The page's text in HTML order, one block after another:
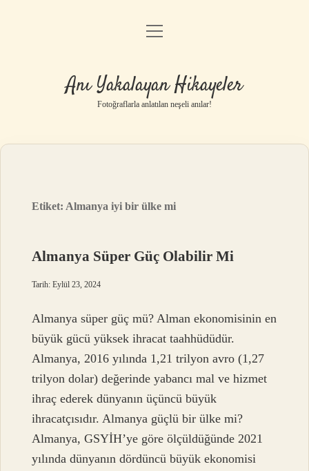
Anasayfa
Yasal Uyarı
menüyü
Anı Yakalayan Hikayeler
Fotoğraflarla anlatılan neşeli anılar!
Etiket: Almanya iyi bir ülke mi
Almanya Süper Güç Olabilir Mi
Tarih: Eylül 23, 2024
Almanya süper güç mü? Alman ekonomisinin en
büyük gücü yüksek ihracat taahhüdüdür.
Almanya, 2016 yılında 1,21 trilyon avro (1,27
trilyon dolar) değerinde yabancı mal ve hizmet
ihraç ederek dünyanın üçüncü büyük
ihracatçısıdır. Almanya güçlü bir ülke mi?
Almanya, GSYİH’ye göre ölçüldüğünde 2021
yılında dünyanın dördüncü büyük ekonomisi